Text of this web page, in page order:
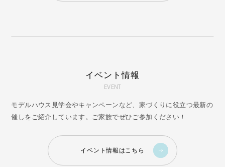
イベント情報
EVENT
モデルハウス見学会やキャンペーンなど、家づくりに役立つ最新の
催しをご紹介しています。ご家族でぜひご参加ください！
イベント情報はこちら